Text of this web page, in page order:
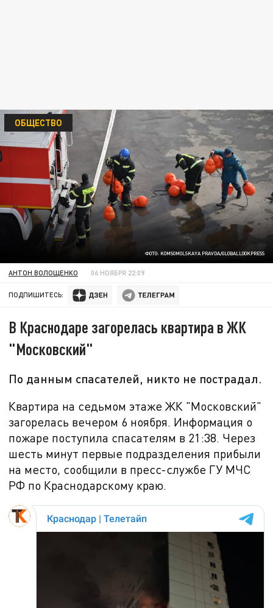
ФОТО: KOMSOMOLSKAYA PRAVDA/GLOBALLOOKPRESS
ОБЩЕСТВО
АНТОН ВОЛОЩЕНКО 06 НОЯБРЯ 22:09
ПОДПИШИТЕСЬ:
В Краснодаре загорелась квартира в ЖК
"Московский"
По данным спасателей, никто не пострадал.
Квартира на седьмом этаже ЖК "Московский"
загорелась вечером 6 ноября. Информация о
пожаре поступила спасателям в 21:38. Через
шесть минут первые подразделения прибыли
на место, сообщили в пресс-службе ГУ МЧС
РФ по Краснодарскому краю.